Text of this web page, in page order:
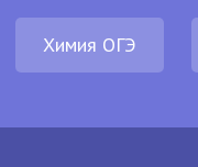
Химия ОГЭ